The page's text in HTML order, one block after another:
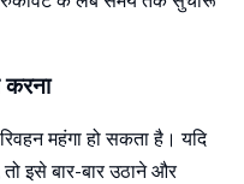
महंगा हो सकता है। यदि
इसे बार-बार उठाने और